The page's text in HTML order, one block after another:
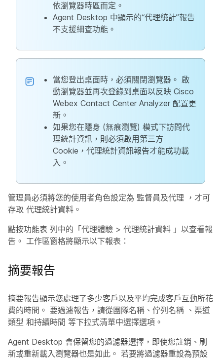
依瀏覽器時區而定。
Agent Desktop 中顯示的“代理統計”報告
不支援細查功能。
當您登出桌面時，必須關閉瀏覽器。 啟
動瀏覽器並再次登錄到桌面以反映 Cisco
Webex Contact Center Analyzer 配置更
新。
如果您在隱身 (無痕瀏覽) 模式下訪問代
理統計資訊，則必須啟用第三方
Cookie，代理統計資訊報告才能成功載
入。
管理員必須將您的使用者角色設定為 監督員及代理 ，才可
存取 代理統計資料 。
點按功能表 列中的「代理體驗 > 代理統計資料 」以查看報
告。 工作區窗格將顯示以下報表：
摘要報告
摘要報告顯示您處理了多少客戶以及平均完成客戶互動所花
費的時間。 要過濾報告，請從團隊名稱、佇列名稱 、渠道
類型 和持續時間 等下拉式清單中選擇選項。
Agent Desktop 會保留您的過濾器選擇，即使您註銷、刷
新或重新載入瀏覽器也是如此。 若要將過濾器重設為預設